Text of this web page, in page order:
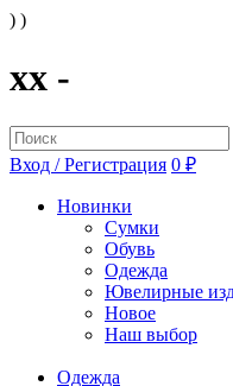
) )
xx -
Вход / Регистрация 0 ₽
Новинки
Сумки
Обувь
Одежда
Ювелирные
Новое
Наш выбор
Одежда